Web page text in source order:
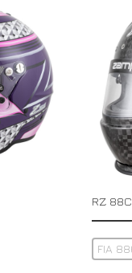
RZ 88C
FIA